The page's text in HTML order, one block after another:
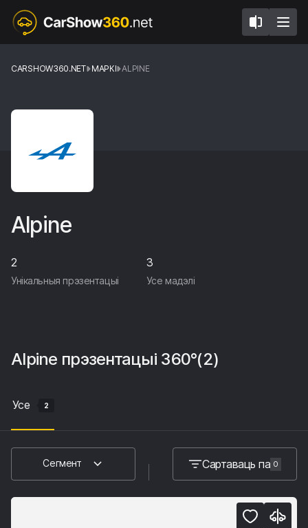
CARSHOW360.NET МАРКІ ALPINE
Alpine
2
Унікальныя прэзентацыі
3
Усе мадэлі
Alpine прэзентацыі 360°(2)
Усе 2
Сегмент Сартаваць па 0